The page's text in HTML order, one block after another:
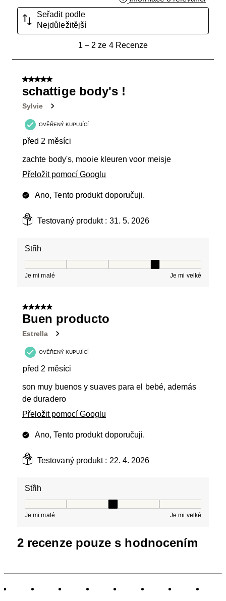
Seřadit podle
Nejdůležitější
Recenze.
1– 2 ze 4 Recenze
5 z 5 hvězdiček.
schattige body's !
Sylvie
OVĚŘENÝ KUPUJÍCÍ
před 2 měsíci
zachte body's, mooie kleuren voor meisje
Přeložit pomocí Googlu
Ano, Tento produkt doporučuji.
Testovaný produkt : 31. 5. 2026
Střih
Je mi malé Je mi velké
5 z 5 hvězdiček.
Buen producto
Estrella
OVĚŘENÝ KUPUJÍCÍ
před 2 měsíci
son muy buenos y suaves para el bebé, además
de duradero
Přeložit pomocí Googlu
Ano, Tento produkt doporučuji.
Testovaný produkt : 22. 4. 2026
Střih
Je mi malé Je mi velké
2 recenze pouze s hodnocením